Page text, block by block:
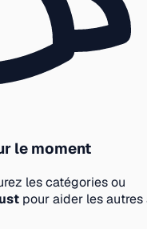
le moment
les catégories ou
pour aider les autres